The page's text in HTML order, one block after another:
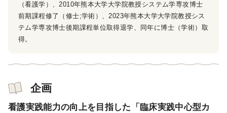
（看護学）、2010年熊本大学大学院教授システム学専攻博士
前期課程修了（修士;学術）、2023年熊本大学大学院教授シス
テム学専攻博士後期課程単位取得退学、同年に博士（学術）取
得。
企画
看護実践能力の向上を目指した「臨床実践中心型カ